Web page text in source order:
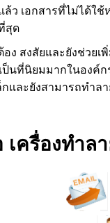
เอกสารที่ไม่ได้ใ
สุด
ง สงสัยและยังช่ว
ที่นิยมมากในองค์ก
ะยังสามารถทำลา
ครื่องทำล